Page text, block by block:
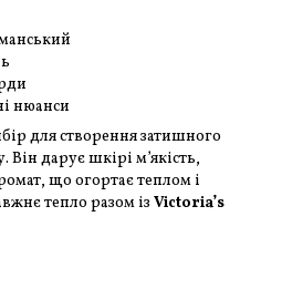
нюанси
для створення затишного
дарує шкірі м’якість,
що огортає теплом і
тепло разом із Victoria’s